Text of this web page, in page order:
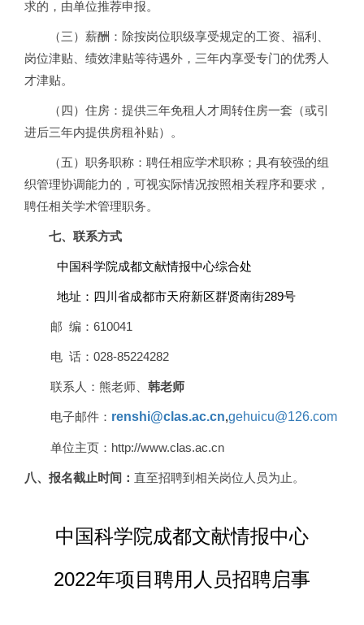
求的，由单位推荐申报。
（三）薪酬：除按岗位职级享受规定的工资、福利、
岗位津贴、绩效津贴等待遇外，三年内享受专门的优秀人
才津贴。
（四）住房：提供三年免租人才周转住房一套（或引
进后三年内提供房租补贴）。
（五）职务职称：聘任相应学术职称；具有较强的组
织管理协调能力的，可视实际情况按照相关程序和要求，
聘任相关学术管理职务。
七、联系方式
中国科学院成都文献情报中心综合处
地址：四川省成都市天府新区群贤南街289号
邮 编：610041
电 话：028-85224282
联系人：熊老师、 韩老师
电子邮件： renshi@clas.ac.cn,gehuicu@126.com
单位主页：http://www.clas.ac.cn
八、报名截止时间： 直至招聘到相关岗位人员为止。
中国科学院成都文献情报中心
2022年项目聘用人员招聘启事